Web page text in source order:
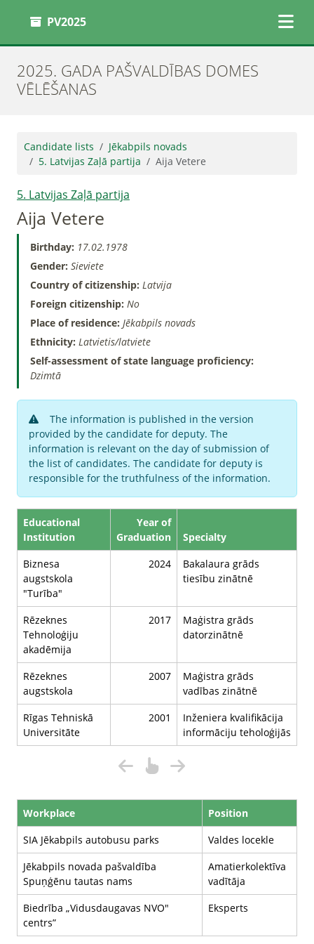
PV2025
2025. GADA PAŠVALDĪBAS DOMES
VĒLĒŠANAS
Candidate lists
Jēkabpils novads
5. Latvijas Zaļā partija
Aija Vetere
5. Latvijas Zaļā partija
Aija Vetere
Birthday: 17.02.1978
Gender: Sieviete
Country of citizenship: Latvija
Foreign citizenship: No
Place of residence: Jēkabpils novads
Ethnicity: Latvietis/latviete
Self-assessment of state language proficiency:
Dzimtā
The information is published in the version
provided by the candidate for deputy. The
information is relevant on the day of submission of
the list of candidates. The candidate for deputy is
responsible for the truthfulness of the information.
Educational
Institution
Year of
Graduation
Specialty
Biznesa
augstskola
"Turība"
2024
Bakalaura grāds
tiesību zinātnē
Rēzeknes
Tehnoloģiju
akadēmija
2017
Maģistra grāds
datorzinātnē
Rēzeknes
augstskola
2007
Maģistra grāds
vadības zinātnē
Rīgas Tehniskā
Universitāte
2001
Inženiera kvalifikācija
informāciju teholoģijās
Workplace
Position
SIA Jēkabpils autobusu parks
Valdes locekle
Jēkabpils novada pašvaldība
Spuņģēnu tautas nams
Amatierkolektīva
vadītāja
Biedrība „Vidusdaugavas NVO"
centrs”
Eksperts